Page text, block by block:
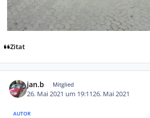
Zitat
jan.b Mitglied
26. Mai 2021 um 19:1126. Mai 2021
AUTOR